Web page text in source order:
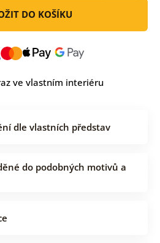
DO KOŠÍKU
ve vlastním interiéru
dle vlastních představ
do podobných motivů a